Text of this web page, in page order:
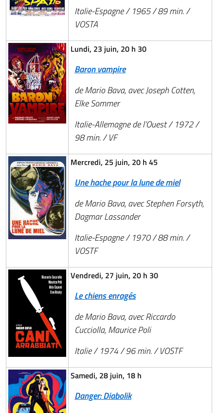
Italie-Espagne / 1965 / 89 min. /
VOSTA
Lundi, 23 juin, 20 h 30
Baron vampire
de Mario Bava, avec Joseph Cotten,
Elke Sommer
Italie-Allemagne de l’Ouest / 1972 /
98 min. / VF
Mercredi, 25 juin, 20 h 45
Une hache pour la lune de miel
de Mario Bava, avec Stephen Forsyth,
Dagmar Lassander
Italie-Espagne / 1970 / 88 min. /
VOSTF
Vendredi, 27 juin, 20 h 30
Le chiens enragés
de Mario Bava, avec Riccardo
Cucciolla, Maurice Poli
Italie / 1974 / 96 min. / VOSTF
Samedi, 28 juin, 18 h
Danger: Diabolik